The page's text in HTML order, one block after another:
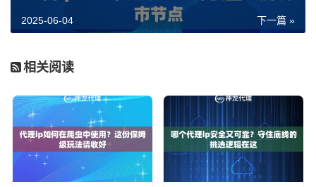
下一篇 »
2025-06-04
相关阅读